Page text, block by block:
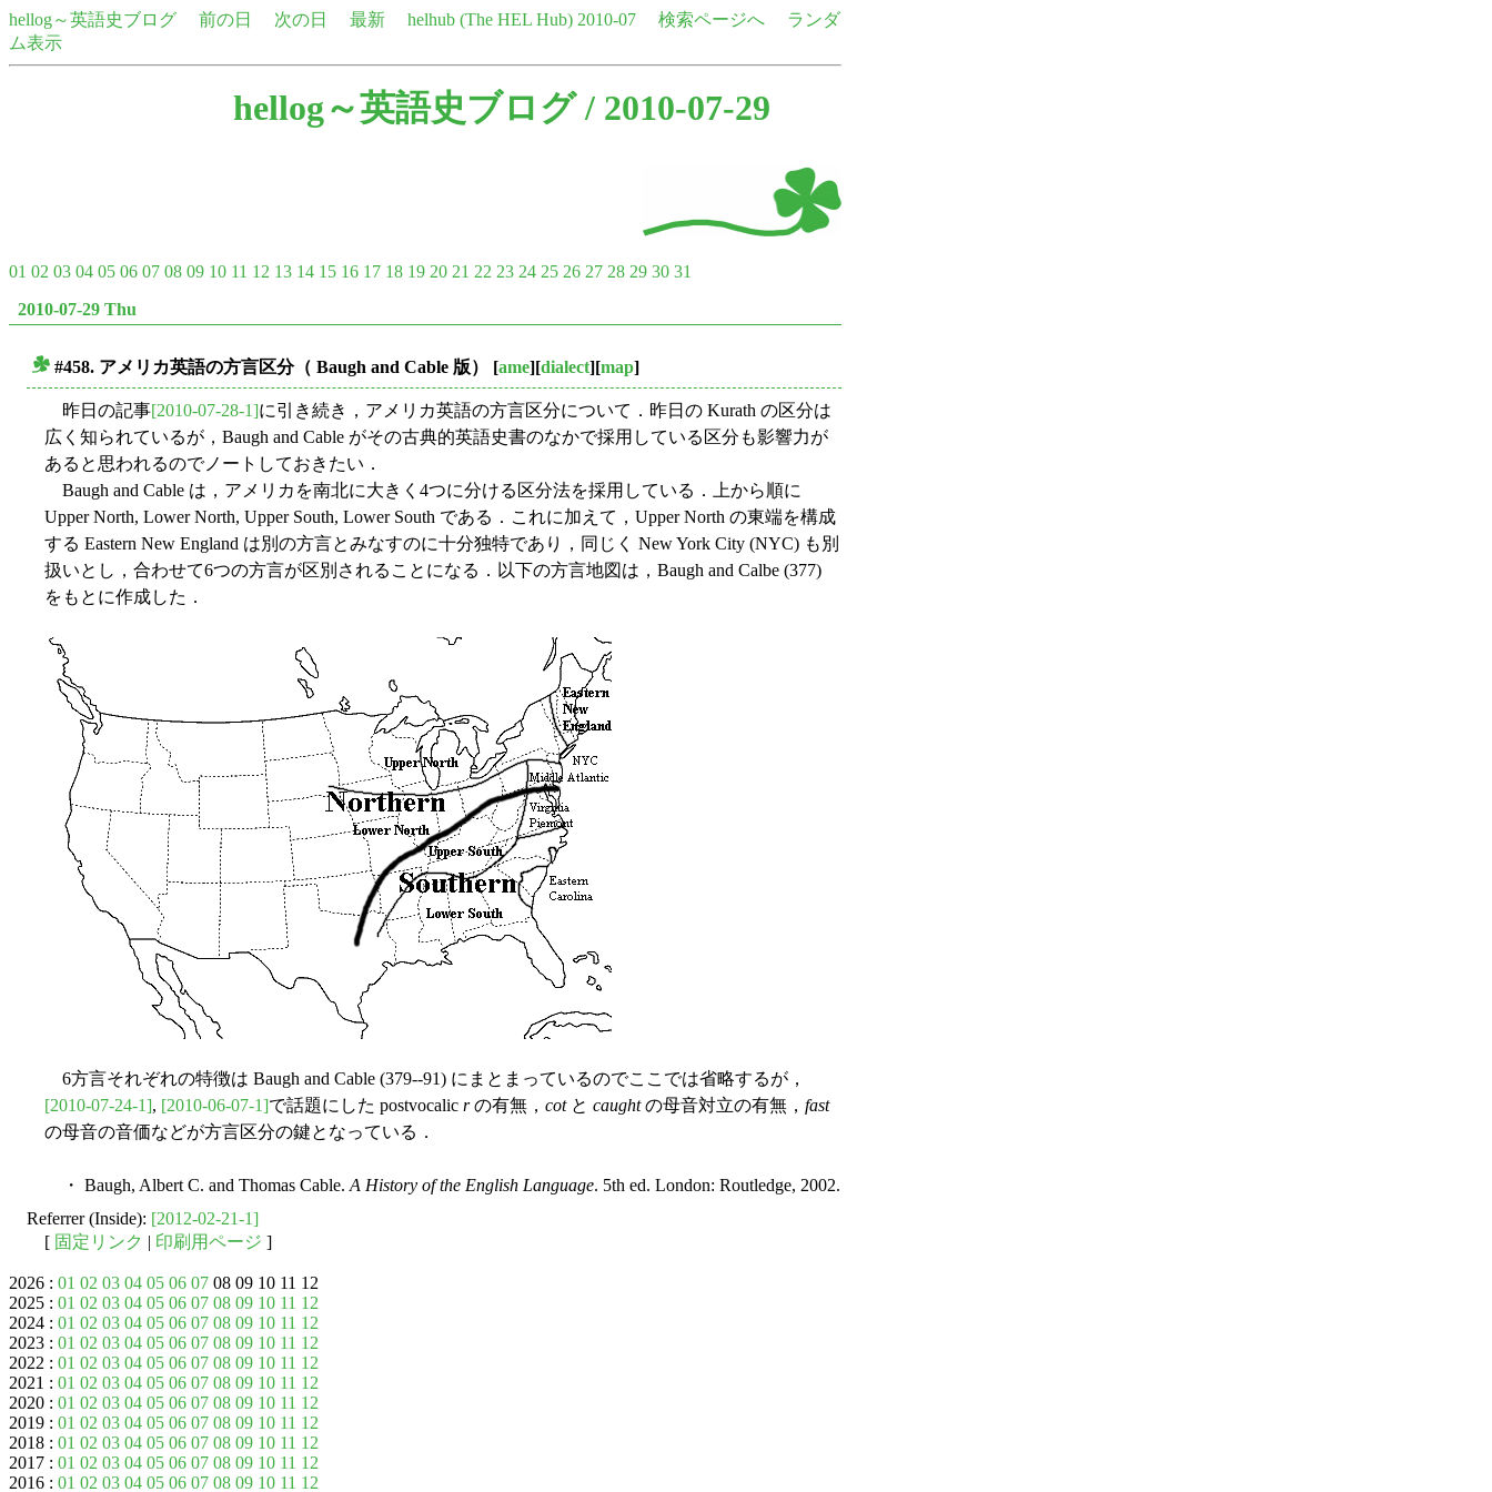
hellog～英語史ブログ 前の日 次の日 最新 helhub (The HEL Hub) 2010-07 検索ページへ
ランダ
ム表示
hellog～英語史ブログ/ 2010-07-29
01 02 03 04 05 06 07 08 09 10 11 12 13 14 15 16 17 18 19 20 21 22 23 24 25 26 27 28 29 30 31
2010-07-29 Thu
#458. アメリカ英語の方言区分（ Baugh and Cable 版） [ame][dialect][map]
昨日の記事[2010-07-28-1]に引き続き，アメリカ英語の方言区分について．昨日の Kurath の区分は
広く知られているが，Baugh and Cable がその古典的英語史書のなかで採用している区分も影響力が
あると思われるのでノートしておきたい．
Baugh and Cable は，アメリカを南北に大きく4つに分ける区分法を採用している．上から順に
Upper North, Lower North, Upper South, Lower South である．これに加えて，Upper North の東端を構成
する Eastern New England は別の方言とみなすのに十分独特であり，同じく New York City (NYC) も別
扱いとし，合わせて6つの方言が区別されることになる．以下の方言地図は，Baugh and Calbe (377)
をもとに作成した．
6方言それぞれの特徴は Baugh and Cable (379--91) にまとまっているのでここでは省略するが，
[2010-07-24-1], [2010-06-07-1]で話題にした postvocalic rの有無， cotと caughtの母音対立の有無， fast
の母音の音価などが方言区分の鍵となっている．
・ Baugh, Albert C. and Thomas Cable. A History of the English Language. 5th ed. London: Routledge, 2002.
Referrer (Inside): [2012-02-21-1]
[ 固定リンク | 印刷用ページ ]
2026 : 01 02 03 04 05 06 07 08 09 10 11 12
2025 : 01 02 03 04 05 06 07 08 09 10 11 12
2024 : 01 02 03 04 05 06 07 08 09 10 11 12
2023 : 01 02 03 04 05 06 07 08 09 10 11 12
2022 : 01 02 03 04 05 06 07 08 09 10 11 12
2021 : 01 02 03 04 05 06 07 08 09 10 11 12
2020 : 01 02 03 04 05 06 07 08 09 10 11 12
2019 : 01 02 03 04 05 06 07 08 09 10 11 12
2018 : 01 02 03 04 05 06 07 08 09 10 11 12
2017 : 01 02 03 04 05 06 07 08 09 10 11 12
2016 : 01 02 03 04 05 06 07 08 09 10 11 12